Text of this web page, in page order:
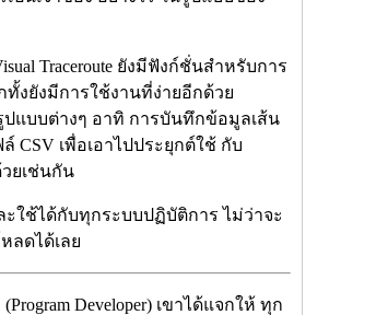
Traceroute ยังมีฟังก์ชั่นสำหรับการ
ทั้งยังมีการใช้งานที่ง่ายอีกด้วย
ปแบบต่างๆ อาทิ การบันทึกข้อมูลเส้น
เพื่อเอาไปประยุกต์ใช้ กับ
ยเช่นกัน
ะใช้ได้กับทุกระบบปฏิบัติการ ไม่ว่าจะ
ลดได้เลย
Developer) เขาได้แจกให้ ทุก